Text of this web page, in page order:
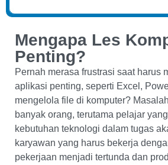
Mengapa Les
Penting?
Pernah merasa frustrasi saat harus
aplikasi penting, seperti Excel,
mengelola file di komputer?
banyak orang, terutama pelajar
kebutuhan teknologi dalam tugas
karyawan yang harus bekerja
pekerjaan menjadi tertunda dan